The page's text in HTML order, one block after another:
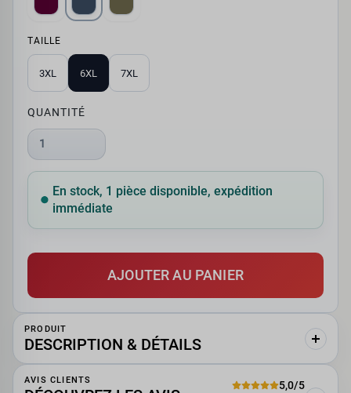
TAILLE
3XL 6XL 7XL
QUANTITÉ
1
En stock, 1 pièce disponible, expédition
immédiate
AJOUTER AU PANIER
PRODUIT
DESCRIPTION & DÉTAILS
AVIS CLIENTS 5,0/5